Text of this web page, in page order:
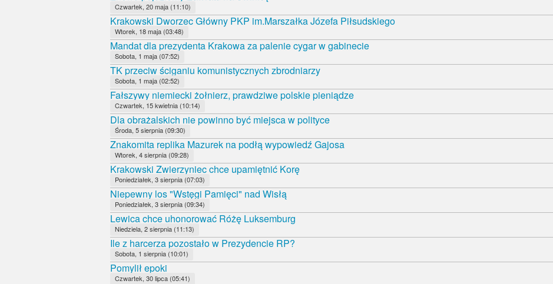
Czwartek, 20 maja (11:10)
Krakowski Dworzec Główny PKP im.Marszałka Józefa Piłsudskiego
Wtorek, 18 maja (03:48)
Mandat dla prezydenta Krakowa za palenie cygar w gabinecie
Sobota, 1 maja (07:52)
TK przeciw ściganiu komunistycznych zbrodniarzy
Sobota, 1 maja (02:52)
Fałszywy niemiecki żołnierz, prawdziwe polskie pieniądze
Czwartek, 15 kwietnia (10:14)
Dla obrażalskich nie powinno być miejsca w polityce
Środa, 5 sierpnia (09:30)
Znakomita replika Mazurek na podłą wypowiedź Gajosa
Wtorek, 4 sierpnia (09:28)
Krakowski Zwierzyniec chce upamiętnić Korę
Poniedziałek, 3 sierpnia (07:03)
Niepewny los "Wstęgi Pamięci" nad Wisłą
Poniedziałek, 3 sierpnia (09:34)
Lewica chce uhonorować Różę Luksemburg
Niedziela, 2 sierpnia (11:13)
Ile z harcerza pozostało w Prezydencie RP?
Sobota, 1 sierpnia (10:01)
Pomylił epoki
Czwartek, 30 lipca (05:41)